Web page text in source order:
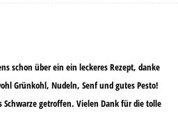
schon über ein ein leckeres Rezept, danke
Grünkohl, Nudeln, Senf und gutes Pesto!
getroffen. Vielen Dank für die tolle